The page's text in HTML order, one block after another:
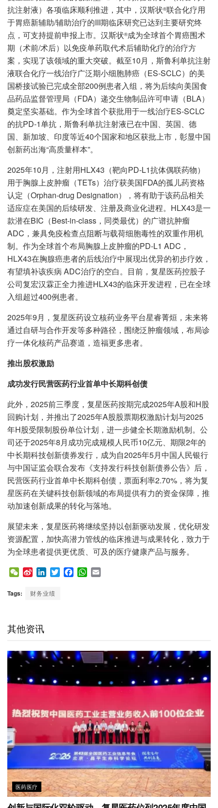
抗注射液）各项临床顺利推进，其中，汉斯状®联合化疗用
于胃癌新辅助/辅助治疗的III期临床研究已达到主要研究终
点，可支持提前申报上市。汉斯状®成为全球首个胃癌围术
期（术前/术后）以免疫单药取代术后辅助化疗的治疗方
案，实现了该领域的重大突破。截至10月，斯鲁利单抗注射
液联合化疗一线治疗广泛期小细胞肺癌（ES-SCLC）的美
国桥接试验已完成全部200例患者入组，将为后续向美国食
品药品监督管理局（FDA）递交生物制品许可申请（BLA）
奠定坚实基础。作为全球首个获批用于一线治疗ES-SCLC
的抗PD-1单抗，斯鲁利单抗注射液已在中国、英国、德
国、新加坡、印度等近40个国家和地区获批上市，彰显中国
创新药出海“高质量样本”。
2025年10月，注射用HLX43（靶向PD-L1抗体偶联药物）
用于胸腺上皮肿瘤（TETs）治疗获美国FDA的孤儿药资格
认定（Orphan-drug Designation），将有助于该药品相关
适应症在美国的后续研发、注册及商业化进程。HLX43是一
款潜在BIC（Best-in-class，同类最优）的广谱抗肿瘤
ADC，兼具免疫检查点阻断与载荷细胞毒性的双重作用机
制。作为全球首个布局胸腺上皮肿瘤的PD-L1 ADC，
HLX43在胸腺癌患者的后线治疗中展现出优异的初步疗效，
有望填补该疾病 ADC治疗的空白。目前，复星医药控股子
公司复宏汉霖正全力推进HLX43的临床开发进程，已在全球
入组超过400例患者。
2025年9月，复星医药设立核药业务平台星睿菁烜，未来将
通过自研与合作开发等多种路径，围绕泛肿瘤领域，布局诊
疗一体化核药产品赛道，造福更多患者。
推出股权激励
成功发行民营医药行业首单中长期科创债
此外，2025前三季度，复星医药按期完成2025年A股和H股
回购计划，并推出了2025年A股股票期权激励计划与2025
年H股受限制股份单位计划，进一步健全长期激励机制。公
司还于2025年8月成功完成规模人民币10亿元、期限2年的
中长期科技创新债券发行，成为自2025年5月中国人民银行
与中国证监会联合发布《支持发行科技创新债券公告》后，
民营医药行业首单中长期科创债，票面利率2.70%，将为复
星医药在关键科技创新领域的布局提供有力的资金保障，推
动加速创新成果的转化与落地。
展望未来，复星医药将继续坚持以创新驱动发展，优化研发
资源配置，加快高潜力管线的临床推进与成果转化，致力于
为全球患者提供更优质、可及的医疗健康产品与服务。
W
C
S
n
i
o
L
n
T
F
W
Tags: 财务业绩
其他资讯
医药医疗